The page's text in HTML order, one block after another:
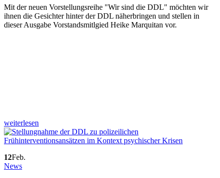
Mit der neuen Vorstellungsreihe "Wir sind die DDL" möchten wir
ihnen die Gesichter hinter der DDL näherbringen und stellen in
dieser Ausgabe Vorstandsmitlgied Heike Marquitan vor.
weiterlesen
12Feb.
News